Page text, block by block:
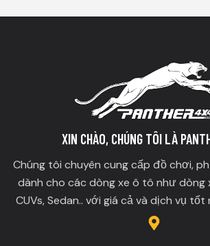
XIN CHÀO, CHÚNG TÔI LÀ
Chúng tôi chuyên cung cấp đồ chơi,
dành cho các dòng xe ô tô như dòng
CUVs, Sedan.. với giá cả và dịch vụ